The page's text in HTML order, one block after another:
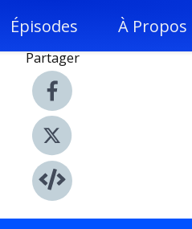
Épisodes À Propos
Partager